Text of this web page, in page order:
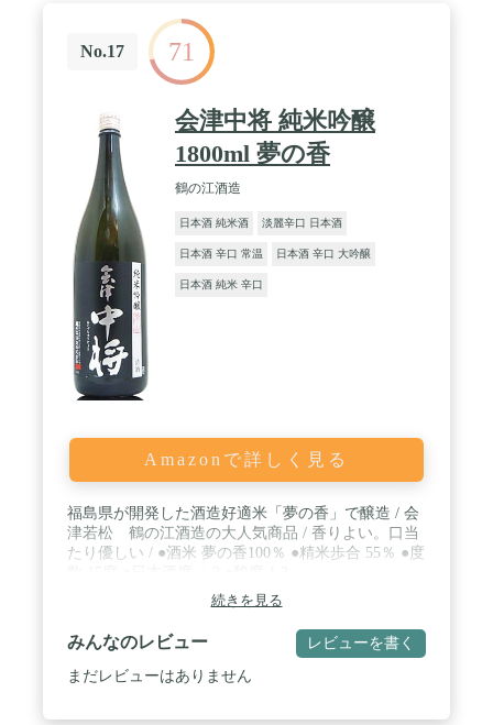
No.17 71
会津中将 純米吟醸
1800ml 夢の香
鶴の江酒造
日本酒 純米酒 淡麗辛口 日本酒
日本酒 辛口 常温 日本酒 辛口 大吟醸
日本酒 純米 辛口
Amazonで詳しく見る
福島県が開発した酒造好適米「夢の香」で醸造 / 会
津若松 鶴の江酒造の大人気商品 / 香りよい。口当
たり優しい / ●酒米 夢の香100％ ●精米歩合 55％ ●度
続きを見る
みんなのレビュー レビューを書く
まだレビューはありません